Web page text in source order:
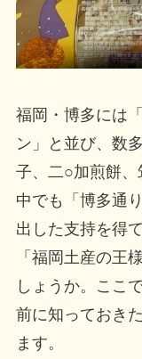
福岡・博多には
ン」と並び、数
子、二○加煎餅
中でも「博多通
出した支持を得
「福岡土産の王
しょうか。ここ
前に知っておき
ます。